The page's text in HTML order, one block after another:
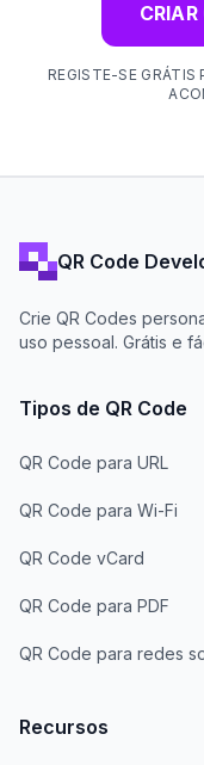
REGISTE-SE GRÁTIS
QR Code
Crie QR Codes
uso pessoal. Grátis e
Tipos de QR Code
QR Code para URL
QR Code para Wi-Fi
QR Code vCard
QR Code para PDF
QR Code para redes
Recursos